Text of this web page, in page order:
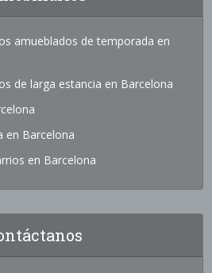
amueblados de temporada en
de larga estancia en Barcelona
en Barcelona
en Barcelona